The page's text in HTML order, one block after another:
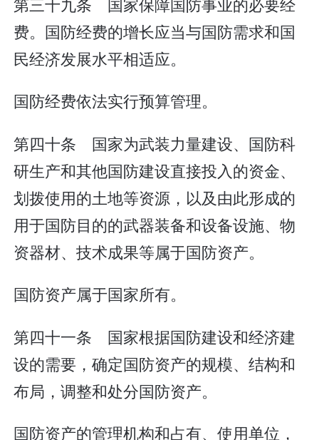
费。国防经费的增长应当与国防需求和国
民经济发展水平相适应。
国防经费依法实行预算管理。
第四十条 国家为武装力量建设、国防科
研生产和其他国防建设直接投入的资金、
划拨使用的土地等资源，以及由此形成的
用于国防目的的武器装备和设备设施、物
资器材、技术成果等属于国防资产。
国防资产属于国家所有。
第四十一条 国家根据国防建设和经济建
设的需要，确定国防资产的规模、结构和
布局，调整和处分国防资产。
国防资产的管理机构和占有、使用单位，